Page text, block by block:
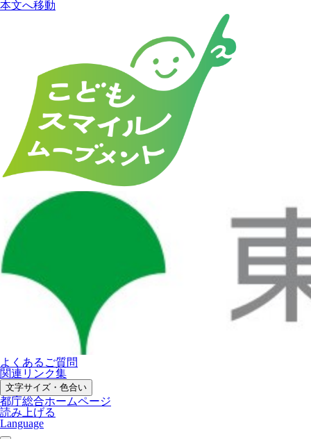
本文へ移動
よくあるご質問
関連リンク集
文字サイズ・色合い
都庁総合ホームページ
読み上げる
Language